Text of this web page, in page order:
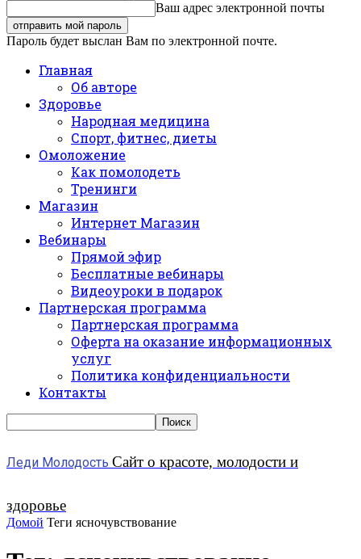
Ваш адрес электронной почты
Пароль будет выслан Вам по электронной почте.
Главная
Об авторе
Здоровье
Народная медицина
Спорт, фитнес, диеты
Омоложение
Как помолодеть
Тренинги
Магазин
Интернет Магазин
Вебинары
Прямой эфир
Бесплатные вебинары
Видеоуроки в подарок
Партнерская программа
Партнерская программа
Оферта на оказание информационных
услуг
Политика конфиденциальности
Контакты
Леди Молодость Сайт о красоте, молодости и
здоровье
Домой Теги ясночувствование